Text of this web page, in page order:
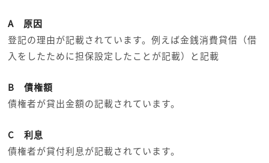
A 原因
登記の理由が記載されています。例えば金銭消費貸借（借
入をしたために担保設定したことが記載）と記載
B 債権額
債権者が貸出金額の記載されています。
C 利息
債権者が貸付利息が記載されています。